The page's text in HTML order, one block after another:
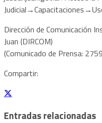
Dirección de Comunicación
Juan (DIRCOM)
(Comunicado de Prensa:
Compartir:
Entradas relacionadas